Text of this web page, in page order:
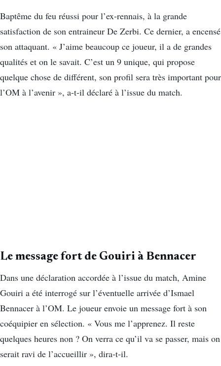
Baptême du feu réussi pour l’ex-rennais, à la grande
satisfaction de son entraineur De Zerbi. Ce dernier, a encensé
son attaquant. « J’aime beaucoup ce joueur, il a de grandes
qualités et on le savait. C’est un 9 unique, qui propose
quelque chose de différent, son profil sera très important pour
l’OM à l’avenir », a-t-il déclaré à l’issue du match.
Le message fort de Gouiri à Bennacer
Dans une déclaration accordée à l’issue du match, Amine
Gouiri a été interrogé sur l’éventuelle arrivée d’Ismael
Bennacer à l’OM. Le joueur envoie un message fort à son
coéquipier en sélection. « Vous me l’apprenez. Il reste
quelques heures non ? On verra ce qu’il va se passer, mais on
serait ravi de l’accueillir », dira-t-il.